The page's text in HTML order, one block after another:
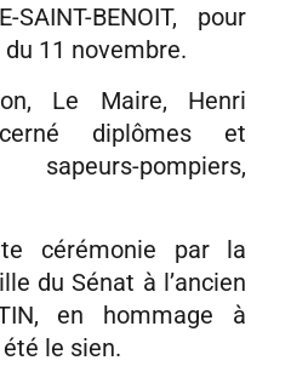
SAINT-BENOIT, pour
11 novembre.
Le Maire, Henri
diplômes et
pompiers,
cérémonie par la
du Sénat à l’ancien
en hommage à
le sien.